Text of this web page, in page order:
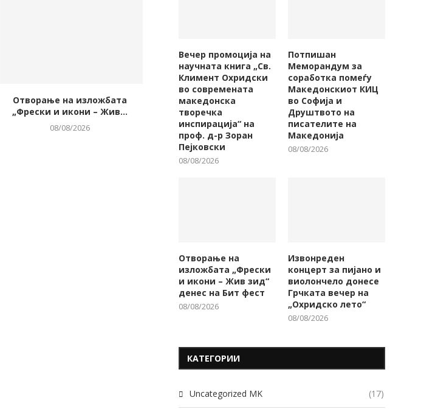
Отворање на изложбата
„Фрески и икони – Жив...
08/08/2026
Извонреден концерт за пијано
и виолончело донесе
Грчката...
08/08/2026
Ренесансниот хор
Војсис“ вечерва на
Вечер промоција на
научната книга „Св.
Климент Охридски
во современата
македонска
творечка
инспирација“ на
проф. д-р Зоран
Пејковски
08/08/2026
Потпишан
Меморандум за
соработка помеѓу
Македонскиот КИЦ
во Софија и
Друштвото на
писателите на
Македонија
08/08/2026
Отворање на
изложбата „Фрески
и икони – Жив зид“
денес на Бит фест
08/08/2026
Извонреден
концерт за пијано и
виолончело донесе
Грчката вечер на
„Охридско лето“
08/08/2026
КАТЕГОРИИ
Uncategorized MK (17)